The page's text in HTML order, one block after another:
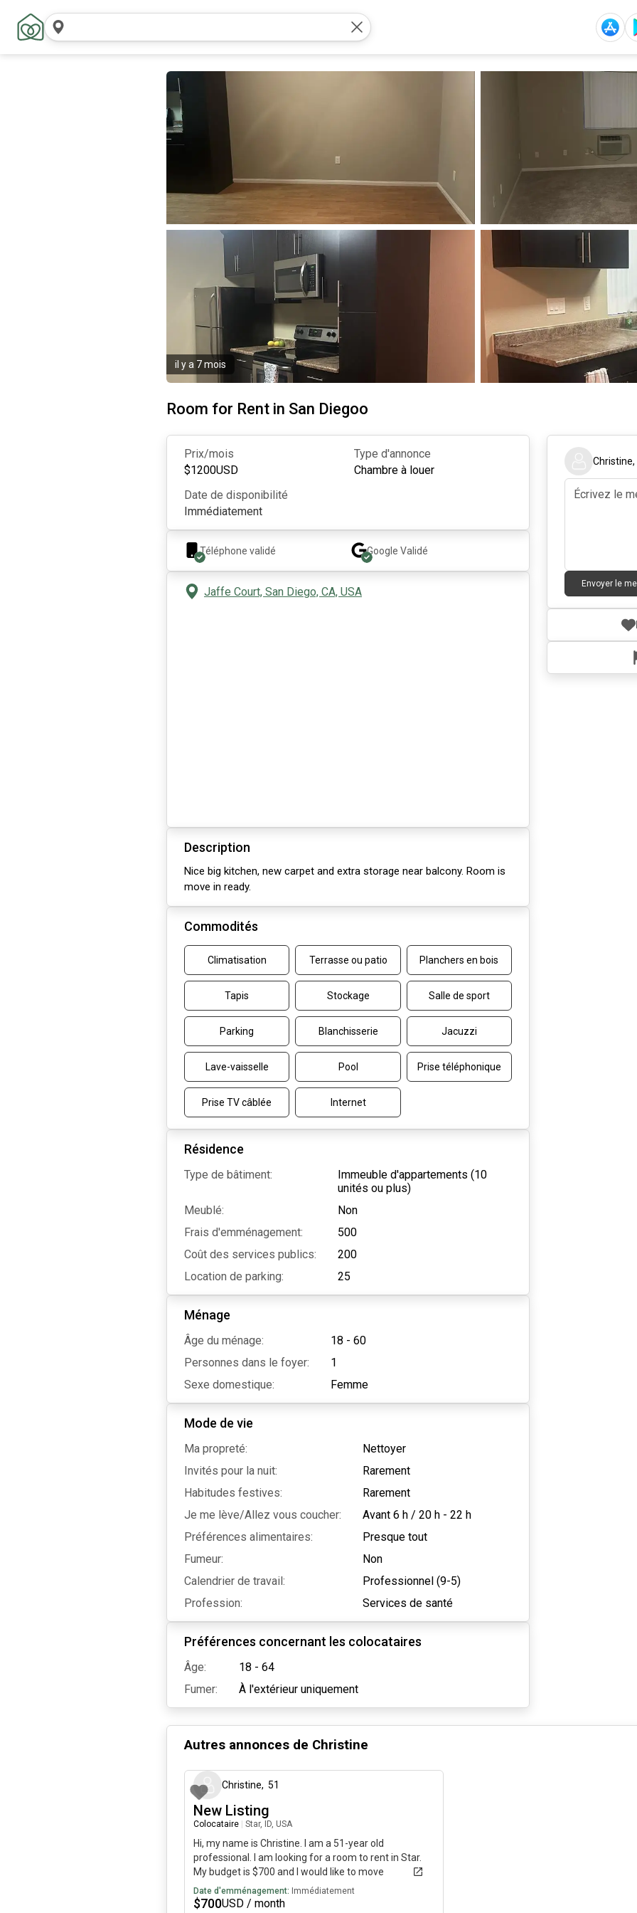
Rechercher
il y a 7 mois
Room for Rent in San Diegoo
Prix/mois
$1200USD
Type d'annonce
Chambre à louer
Date de disponibilité
Immédiatement
Téléphone validé Google Validé
Jaffe Court, San Diego, CA, USA
Description
Nice big kitchen, new carpet and extra storage near balcony. Room is
move in ready.
Commodités
Climatisation Terrasse ou patio Planchers en bois
Tapis Stockage Salle de sport
Parking Blanchisserie Jacuzzi
Lave-vaisselle Pool Prise téléphonique
Prise TV câblée Internet
Résidence
Type de bâtiment:
Immeuble d'appartements (10
unités ou plus)
Meublé:
Non
Frais d'emménagement:
500
Coût des services publics:
200
Location de parking:
25
Ménage
Âge du ménage:
18 - 60
Personnes dans le foyer:
1
Sexe domestique:
Femme
Mode de vie
Ma propreté:
Nettoyer
Invités pour la nuit:
Rarement
Habitudes festives:
Rarement
Je me lève/Allez vous coucher:
Avant 6 h / 20 h - 22 h
Préférences alimentaires:
Presque tout
Fumeur:
Non
Calendrier de travail:
Professionnel (9-5)
Profession:
Services de santé
Préférences concernant les colocataires
Âge:
18 - 64
Fumer:
À l'extérieur uniquement
Christine
Envoyer le
Autres annonces de Christine
Christine, 51
New Listing
Colocataire Star, ID, USA
Hi, my name is Christine. I am a 51-year old
professional. I am looking for a room to rent in Star.
My budget is $700 and I would like to move
immediately.
Date d'emménagement: Immédiatement
$700USD / month